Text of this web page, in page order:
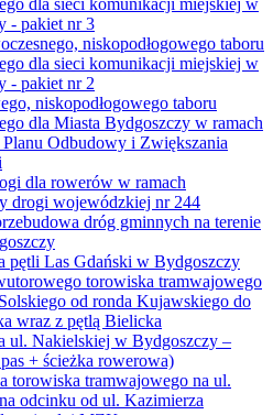
- pakiet nr 3
niskopodłogowego taboru
dla sieci komunikacji miejskiej w
- pakiet nr 2
niskopodłogowego taboru
dla Miasta Bydgoszczy w ramach
Odbudowy i Zwiększania
dla rowerów w ramach
drogi wojewódzkiej nr 244
dróg gminnych na terenie
pętli Las Gdański w Bydgoszczy
torowiska tramwajowego
od ronda Kujawskiego do
wraz z pętlą Bielicka
ul. Nakielskiej w Bydgoszczy –
+ ścieżka rowerowa)
torowiska tramwajowego na ul.
odcinku od ul. Kazimierza